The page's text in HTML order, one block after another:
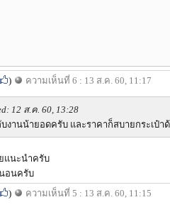
) ความเห็นที่ 6 : 13 ส.ค. 60, 11:17
12 ส.ค. 60, 13:28
บงานน้ายอดครับ และราคาก็สบายกระเป๋า
แนะนำครับ
อนครับ
) ความเห็นที่ 5 : 13 ส.ค. 60, 11:15